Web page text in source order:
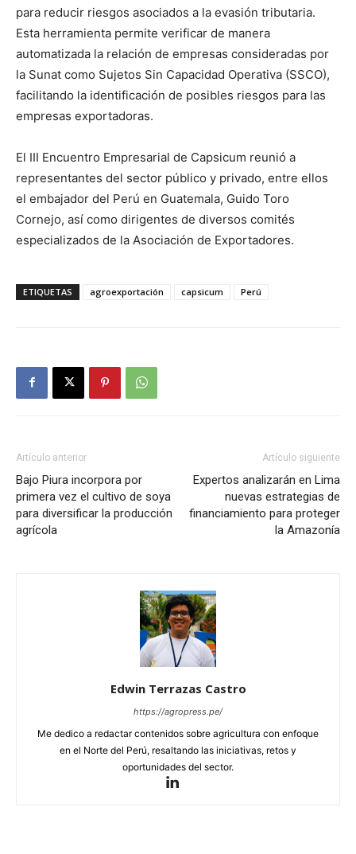
para reducir riesgos asociados a la evasión tributaria.
Esta herramienta permite verificar de manera
automatizada la relación de empresas consideradas por
la Sunat como Sujetos Sin Capacidad Operativa (SSCO),
facilitando la identificación de posibles riesgos para las
empresas exportadoras.
El III Encuentro Empresarial de Capsicum reunió a
representantes del sector público y privado, entre ellos
el embajador del Perú en Guatemala, Guido Toro
Cornejo, así como dirigentes de diversos comités
especializados de la Asociación de Exportadores.
ETIQUETAS agroexportación capsicum Perú
Artículo anterior
Bajo Piura incorpora por
primera vez el cultivo de soya
para diversificar la producción
agrícola
Artículo siguiente
Expertos analizarán en Lima
nuevas estrategias de
financiamiento para proteger
la Amazonía
Edwin Terrazas Castro
https://agropress.pe/
Me dedico a redactar contenidos sobre agricultura con enfoque
en el Norte del Perú, resaltando las iniciativas, retos y
oportunidades del sector.